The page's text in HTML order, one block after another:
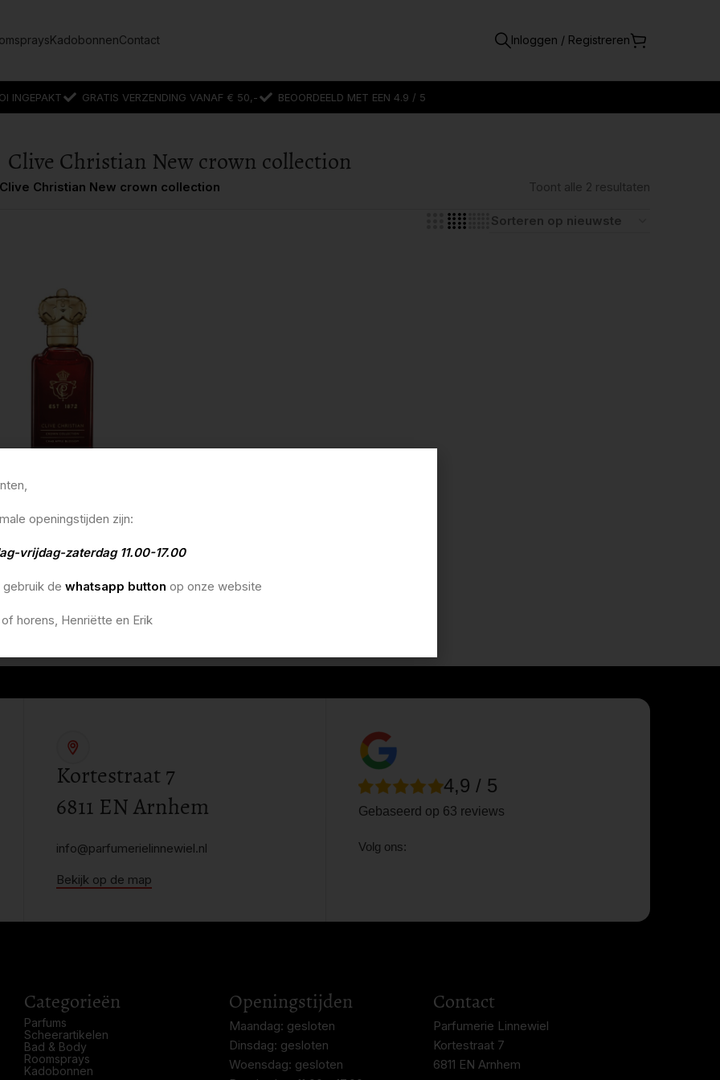
KadobonnenContact Inloggen / Registreren
INGEPAKT GRATIS VERZENDING VANAF € 50,- BEOORDEELD MET EEN 4.9 / 5
Clive Christian New crown collection
Clive Christian New crown collection Toont alle 2 resultaten
crown collection crab apple
Kortestraat 7
6811 EN Arnhem
info@parfumerielinnewiel.nl
Bekijk op de map
4,9 / 5
Gebaseerd op 63 reviews
Volg ons:
Categorieën
Parfums
Scheerartikelen
Bad & Body
Roomsprays
Kadobonnen
Openingstijden
Maandag: gesloten
Dinsdag: gesloten
Woensdag: gesloten
Contact
Parfumerie Linnewiel
Kortestraat 7
6811 EN Arnhem
openingstijden zijn:
vrijdag-zaterdag 11.00-17.00
de whatsapp button op onze website
horens, Henriëtte en Erik